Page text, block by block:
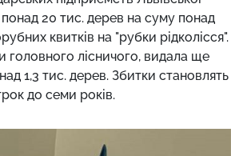
20 тис. дерев на суму понад
квитків на "рубки рідколісся".
головного лісничого, видала ще
1,3 тис. дерев. Збитки становлять
до семи років.